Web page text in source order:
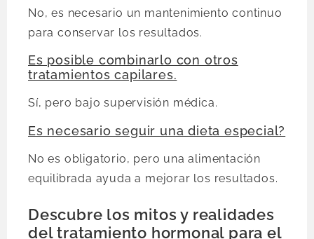
No, es necesario un mantenimiento continuo
para conservar los resultados.
Es posible combinarlo con otros
tratamientos capilares.
Sí, pero bajo supervisión médica.
Es necesario seguir una dieta especial?
No es obligatorio, pero una alimentación
equilibrada ayuda a mejorar los resultados.
Descubre los mitos y realidades
del tratamiento hormonal para el